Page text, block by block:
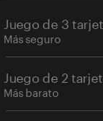
Juego de 3
Más seguro
Juego de 2
Más barato